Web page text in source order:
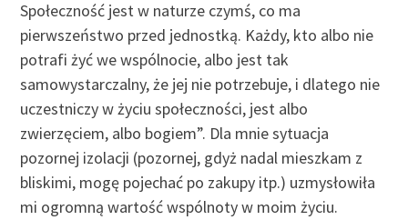
Społeczność jest w naturze czymś, co ma
pierwszeństwo przed jednostką. Każdy, kto albo nie
potrafi żyć we wspólnocie, albo jest tak
samowystarczalny, że jej nie potrzebuje, i dlatego nie
uczestniczy w życiu społeczności, jest albo
zwierzęciem, albo bogiem”. Dla mnie sytuacja
pozornej izolacji (pozornej, gdyż nadal mieszkam z
bliskimi, mogę pojechać po zakupy itp.) uzmysłowiła
mi ogromną wartość wspólnoty w moim życiu.